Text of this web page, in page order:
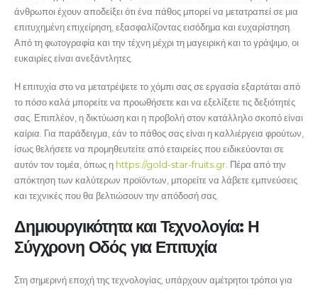
άνθρωποι έχουν αποδείξει ότι ένα πάθος μπορεί να μετατραπεί σε μια
επιτυχημένη επιχείρηση, εξασφαλίζοντας εισόδημα και ευχαρίστηση.
Από τη φωτογραφία και την τέχνη μέχρι τη μαγειρική και το γράψιμο, οι
ευκαιρίες είναι ανεξάντλητες.
Η επιτυχία στο να μετατρέψετε το χόμπι σας σε εργασία εξαρτάται από
το πόσο καλά μπορείτε να προωθήσετε και να εξελίξετε τις δεξιότητές
σας. Επιπλέον, η δικτύωση και η προβολή στον κατάλληλο σκοπό είναι
καίρια. Για παράδειγμα, εάν το πάθος σας είναι η καλλιέργεια φρούτων,
ίσως θελήσετε να προμηθευτείτε από εταιρείες που ειδικεύονται σε
αυτόν τον τομέα, όπως η https://gold-star-fruits.gr . Πέρα από την
απόκτηση των καλύτερων προϊόντων, μπορείτε να λάβετε εμπνεύσεις
και τεχνικές που θα βελτιώσουν την απόδοσή σας.
Δημιουργικότητα και Τεχνολογία: Η
Σύγχρονη Οδός για Επιτυχία
Στη σημερινή εποχή της τεχνολογίας, υπάρχουν αμέτρητοι τρόποι για